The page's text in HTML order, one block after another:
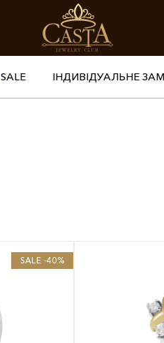
SALE ІНДИВІДУАЛЬНЕ
SALE -40%